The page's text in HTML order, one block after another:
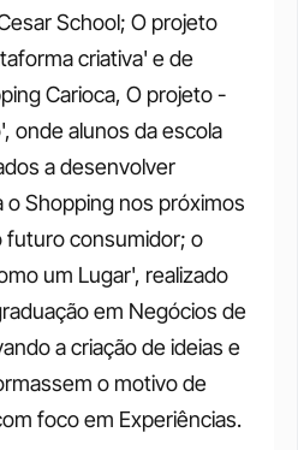
School; O projeto
criativa' e de
Carioca, O projeto -
onde alunos da escola
a desenvolver
o Shopping nos próximos
futuro consumidor; o
um Lugar', realizado
em Negócios de
a criação de ideias e
o motivo de
foco em Experiências.